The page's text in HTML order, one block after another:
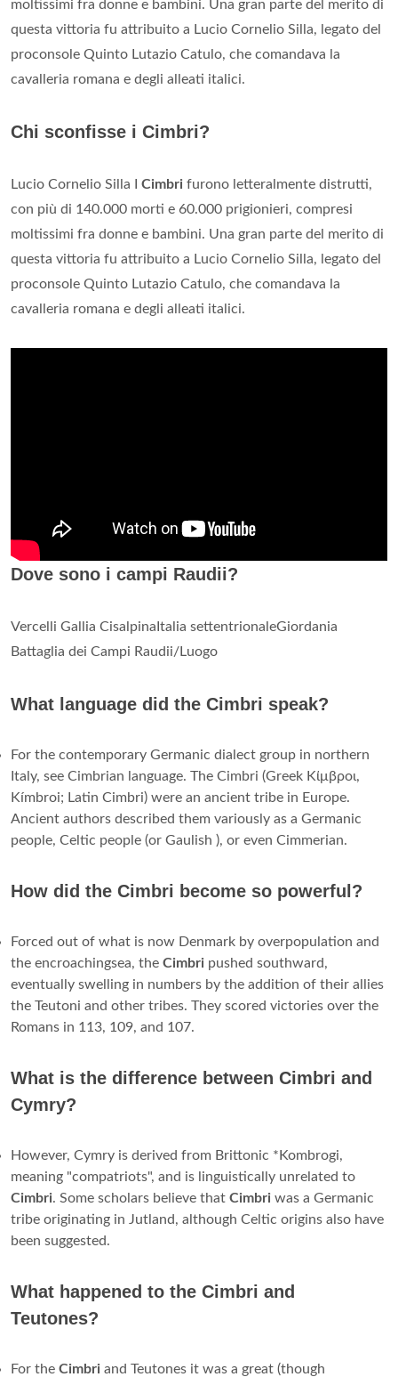
moltissimi fra donne e bambini. Una gran parte del merito di
questa vittoria fu attribuito a Lucio Cornelio Silla, legato del
proconsole Quinto Lutazio Catulo, che comandava la
cavalleria romana e degli alleati italici.
Chi sconfisse i Cimbri?
Lucio Cornelio Silla I Cimbri furono letteralmente distrutti,
con più di 140.000 morti e 60.000 prigionieri, compresi
moltissimi fra donne e bambini. Una gran parte del merito di
questa vittoria fu attribuito a Lucio Cornelio Silla, legato del
proconsole Quinto Lutazio Catulo, che comandava la
cavalleria romana e degli alleati italici.
Dove sono i campi Raudii?
Vercelli Gallia CisalpinaItalia settentrionaleGiordania
Battaglia dei Campi Raudii/Luogo
What language did the Cimbri speak?
For the contemporary Germanic dialect group in northern
Italy, see Cimbrian language. The Cimbri (Greek Κίμβροι,
Kímbroi; Latin Cimbri) were an ancient tribe in Europe.
Ancient authors described them variously as a Germanic
people, Celtic people (or Gaulish ), or even Cimmerian.
How did the Cimbri become so powerful?
Forced out of what is now Denmark by overpopulation and
the encroachingsea, the Cimbri pushed southward,
eventually swelling in numbers by the addition of their allies
the Teutoni and other tribes. They scored victories over the
Romans in 113, 109, and 107.
What is the difference between Cimbri and
Cymry?
However, Cymry is derived from Brittonic *Kombrogi,
meaning "compatriots", and is linguistically unrelated to
Cimbri. Some scholars believe that Cimbri was a Germanic
tribe originating in Jutland, although Celtic origins also have
been suggested.
What happened to the Cimbri and
Teutones?
For the Cimbri and Teutones it was a great (though